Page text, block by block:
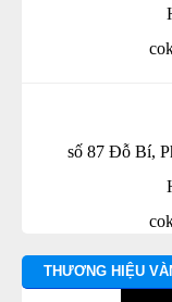
số 87 Đỗ Bí,
THƯƠNG HIỆU